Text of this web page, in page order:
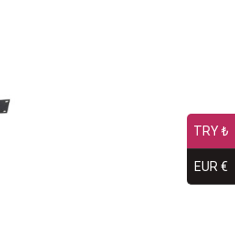
TRY ₺
EUR €